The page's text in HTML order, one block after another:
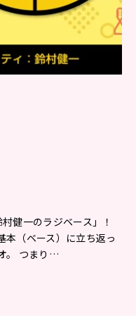
健一のラジベース」！
本（ベース）に立ち返っ
。 つまり…